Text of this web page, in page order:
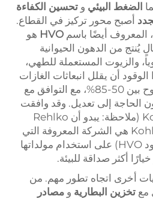
الضغط البيئي و تحسين الكفاءة
أصبح محور تركيز في القطاع.
المعروف أيضًا باسم HVO هو
من الدهون الحيوانية
والزيوت المستعملة للطهي،
أن يقلل انبعاثات الغازات
الدفيئة وغيرها بنسبة تتراوح بين 50-85%، مع التوافق مع
الحاجة إلى تعديل. وقد وافقت
شركات تصنيع مثل Kohler (ملاحظة: يبدو أن Rehlko
خطأ محتمل؛ حيث إن Kohler هي الشركة المعروفة التي
وافقت على استخدام وقود HVO) على استخدام مولداتها
أخرى اتجاه تطور مهم. من
مع تخزين البطارية و مصادر